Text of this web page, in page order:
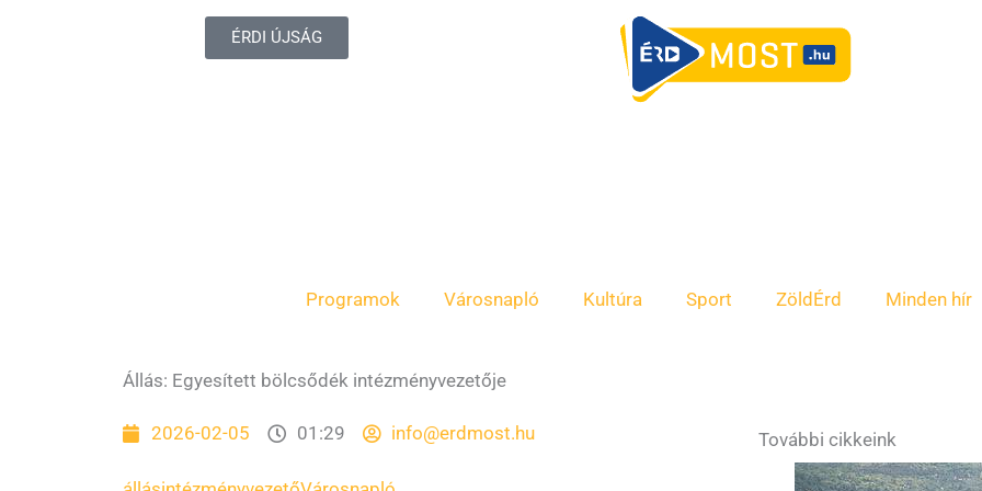
ÉRDI ÚJSÁG
Programok Városnapló Kultúra Sport ZöldÉrd Minden hír
Állás: Egyesített bölcsődék intézményvezetője
2026-02-05 01:29 info@erdmost.hu További cikkeink